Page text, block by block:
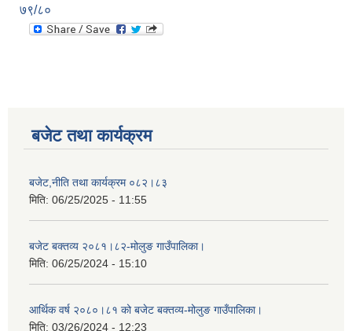
७९/८०
बजेट तथा कार्यक्रम
बजेट,नीति तथा कार्यक्रम ०८२।८३
मिति: 06/25/2025 - 11:55
बजेट बक्तव्य २०८१।८२-मोलुङ गाउँपालिका।
मिति: 06/25/2024 - 15:10
आर्थिक वर्ष २०८०।८१ को बजेट बक्तव्य-मोलुङ गाउँपालिका।
मिति: 03/26/2024 - 12:23